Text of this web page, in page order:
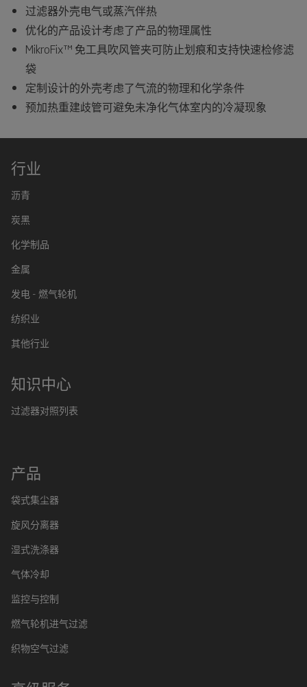
过滤器外壳电气或蒸汽伴热
优化的产品设计考虑了产品的物理属性
MikroFix™ 免工具吹风管夹可防止划痕和支持快速检修滤
袋
定制设计的外壳考虑了气流的物理和化学条件
预加热重建歧管可避免未净化气体室内的冷凝现象
行业
沥青
炭黑
化学制品
金属
发电 - 燃气轮机
纺织业
其他行业
知识中心
过滤器对照列表
产品
袋式集尘器
旋风分离器
湿式洗涤器
气体冷却
监控与控制
燃气轮机进气过滤
织物空气过滤